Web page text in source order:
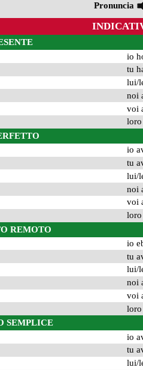
Pronuncia
REMOTO
SEMPLICE
io
tu
lui/
noi
voi
loro
io
tu
lui/
noi
voi
loro
io
tu
lui/
noi
voi
loro
io
tu
lui/